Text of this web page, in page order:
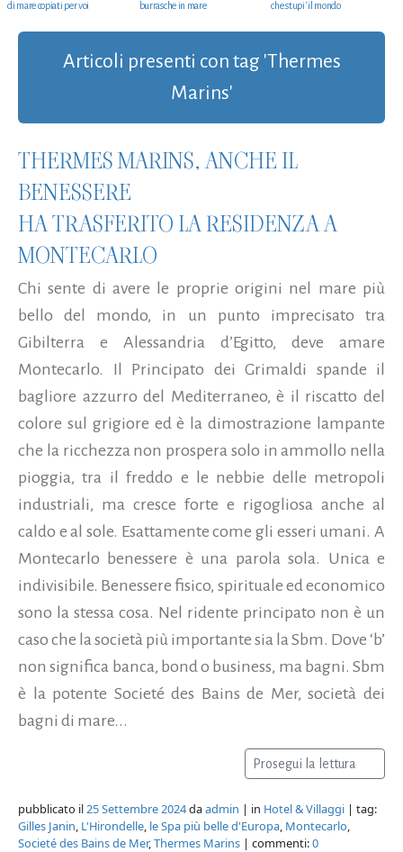
di mare copiati per voi
burrasche in mare
che stupi' il mondo
Articoli presenti con tag 'Thermes
Marins'
THERMES MARINS, ANCHE IL
BENESSERE
HA TRASFERITO LA RESIDENZA A
MONTECARLO
Chi sente di avere le proprie origini nel mare più
bello del mondo, in un punto imprecisato tra
Gibilterra e Alessandria d’Egitto, deve amare
Montecarlo. Il Principato dei Grimaldi spande il
bagliore azzurro del Mediterraneo, è il riscatto del
colore sul grigiore ed è la dimostrazione lampante
che la ricchezza non prospera solo in ammollo nella
pioggia, tra il freddo e le nebbie delle metropoli
industriali, ma cresce forte e rigogliosa anche al
caldo e al sole. Esattamente come gli esseri umani. A
Montecarlo benessere è una parola sola. Unica e
indivisibile. Benessere fisico, spirituale ed economico
sono la stessa cosa. Nel ridente principato non è un
caso che la società più importante sia la Sbm. Dove ‘b’
non significa banca, bond o business, ma bagni. Sbm
è la potente Societé des Bains de Mer, società dei
bagni di mare...
Prosegui la lettura
pubblicato il25 Settembre 2024daadmin | in Hotel & Villaggi | tag:
Gilles Janin, L'Hirondelle, le Spa più belle d'Europa, Montecarlo,
Societé des Bains de Mer,Thermes Marins | commenti:0